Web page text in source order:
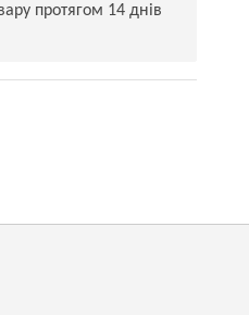
протягом 14 днів